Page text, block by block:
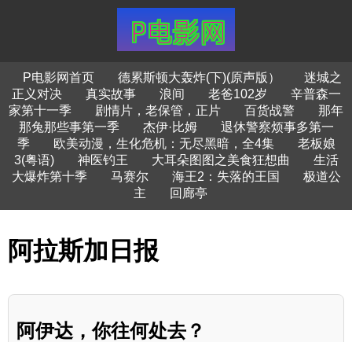
P电影网首页 德累斯顿大轰炸(下)(原声版）
迷城之
正义对决
真实故事 浪间 老爸102岁
辛普森一
家第十一季
剧情片，老保管，正片 百货战警
那年
那兔那些事第一季
杰伊·比姆
退休警察烦事多第一
季
欧美动漫，生化危机：无尽黑暗，全4集
老板娘
3(粤语)
神医钓王 大耳朵图图之美食狂想曲
生活
大爆炸第十季
马赛尔 海王2：失落的王国
极道公
主
回廊亭
阿拉斯加日报
阿伊达，你往何处去？